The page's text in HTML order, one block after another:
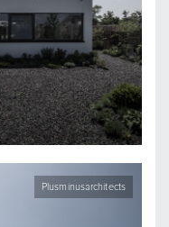
Plusminusarchitects